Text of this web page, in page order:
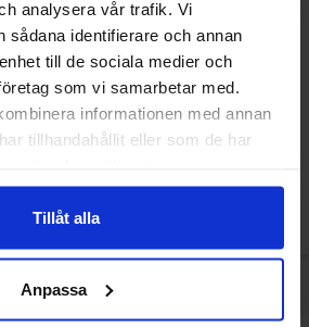
analysera vår trafik. Vi
sådana identifierare och annan
till de sociala medier och
som vi samarbetar med.
informationen med annan
tillhandahållit eller som de har
Tillåt alla
Anpassa
330g
kr
Tabby Chicken
24.90 kr